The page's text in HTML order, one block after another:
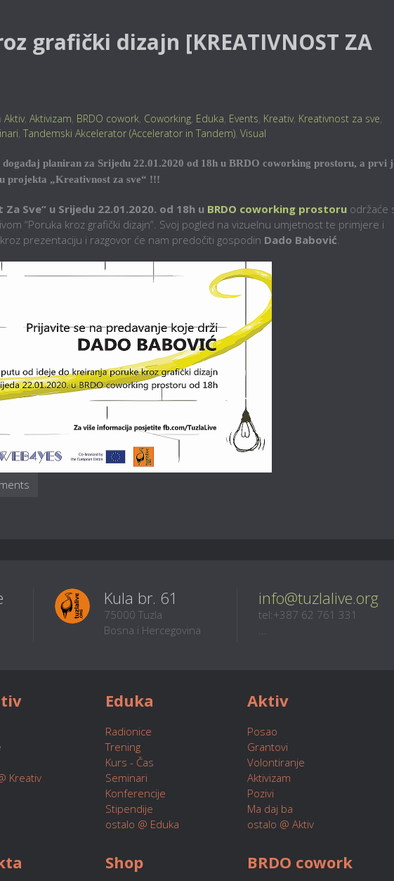
grafički dizajn [KREATIVNOST ZA
Aktiv, Aktivizam, BRDO cowork, Coworking, Eduka, Events, Kreativ, Kreativnost za sve,
, Tandemski Akcelerator (Accelerator in Tandem), Visual
događaj planiran za Srijedu 22.01.2020 od 18h u BRDO coworking prostoru, a prvi
projekta „Kreativnost za sve“ !!!
Sve“ u Srijedu 22.01.2020. od 18h u BRDO coworking prostoru održaće
“Poruka kroz grafički dizajn”. Svoj pogled na vizuelnu umjetnost te primjere i
prezentaciju i razgovor će nam predočiti gospodin Dado Babović
Kula br. 61
75000 Tuzla
Bosna i Hercegovina
info@tuzlalive.org
tel:+387 62 761 331
...
Kreativ
Eduka
Radionice
Trening
Kurs - Čas
Seminari
Konferencije
Stipendije
ostalo @ Eduka
Aktiv
Posao
Grantovi
Volontiranje
Aktivizam
Pozivi
Ma daj ba
ostalo @ Aktiv
Shop BRDO cowork